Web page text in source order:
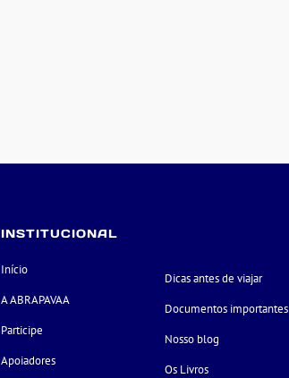
INSTITUCIONAL
Início
A ABRAPAVAA
Participe
Apoiadores
Dicas antes de viajar
Documentos importantes
Nosso blog
Os Livros